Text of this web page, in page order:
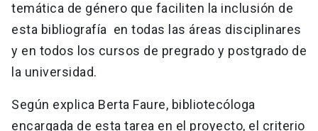
temática de género que faciliten la inclusión de
esta bibliografía en todas las áreas disciplinares
y en todos los cursos de pregrado y postgrado de
la universidad.
Según explica Berta Faure, bibliotecóloga
encargada de esta tarea en el proyecto, el criterio